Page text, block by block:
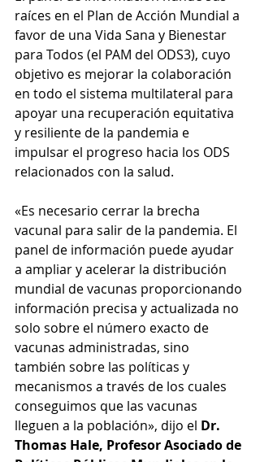
raíces en el Plan de Acción Mundial a
favor de una Vida Sana y Bienestar
para Todos (el PAM del ODS3), cuyo
objetivo es mejorar la colaboración
en todo el sistema multilateral para
apoyar una recuperación equitativa
y resiliente de la pandemia e
impulsar el progreso hacia los ODS
relacionados con la salud.
«Es necesario cerrar la brecha
vacunal para salir de la pandemia. El
panel de información puede ayudar
a ampliar y acelerar la distribución
mundial de vacunas proporcionando
información precisa y actualizada no
solo sobre el número exacto de
vacunas administradas, sino
también sobre las políticas y
mecanismos a través de los cuales
conseguimos que las vacunas
lleguen a la población», dijo el Dr.
Thomas Hale, Profesor Asociado de